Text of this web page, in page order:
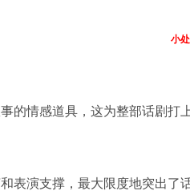
小
的情感道具，这为整部话剧打
表演支撑，最大限度地突出了